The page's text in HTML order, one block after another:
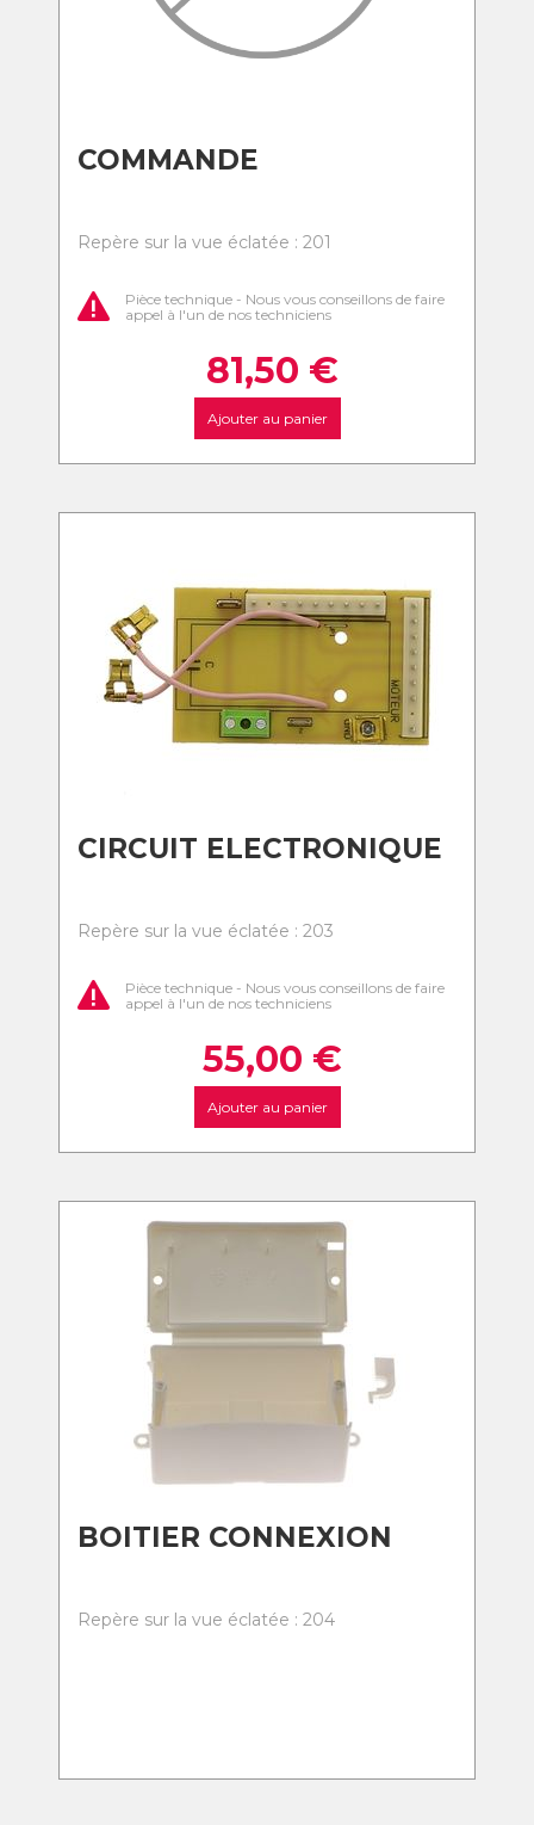
COMMANDE
Repère sur la vue éclatée : 201
Pièce technique - Nous vous conseillons de faire
appel à l'un de nos techniciens
81,50 €
Ajouter au panier
CIRCUIT ELECTRONIQUE
Repère sur la vue éclatée : 203
Pièce technique - Nous vous conseillons de faire
appel à l'un de nos techniciens
55,00 €
Ajouter au panier
BOITIER CONNEXION
Repère sur la vue éclatée : 204